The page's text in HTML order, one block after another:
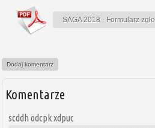
SAGA 2018 - Formularz
Dodaj komentarz
Komentarze
scddh odcpk xdpuc